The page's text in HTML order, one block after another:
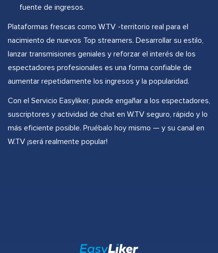
fuente de ingresos.
Plataformas frescas como W.TV -territorio real para el
nacimiento de nuevos Top streamers. Desarrollar su estilo,
lanzar transmisiones geniales y reforzar el interés de los
espectadores profesionales es una forma confiable de
aumentar repetidamente los ingresos y la popularidad.
Con el Servicio Easyliker, puede engañar a los espectadores,
suscriptores y actividad de chat en W.TV seguro, rápido y lo
más eficiente posible. Pruébalo hoy mismo — y su canal en
W.TV ¡será realmente popular!